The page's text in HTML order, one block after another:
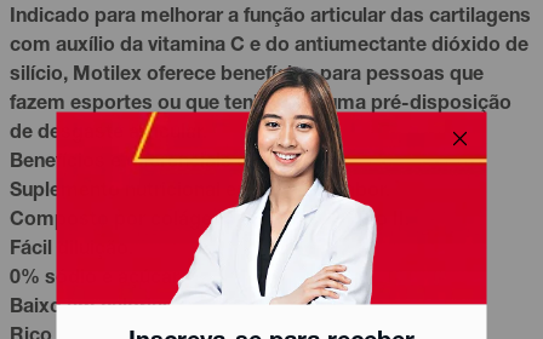
Indicado para melhorar a função articular das cartilagens
com auxílio da vitamina C e do antiumectante dióxido de
silício, Motilex oferece benefícios para pessoas que
fazem esportes ou que tenham alguma pré-disposição
de desgaste articular.
Benefícios e diferenciais do Motilex
Suplemento nutricional em pó sem sabor.
Composto por colágeno Hidrolisado tipo II.
Fácil diluição.
0% sódio e açúcares.
Baixo em calorias.